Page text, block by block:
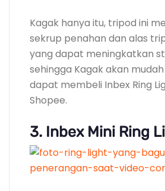
Kagak hanya itu, tripod ini
sekrup penahan dan alas
yang dapat meningkatkan
sehingga Kagak akan
dapat membeli Inbex Ring
Shopee.
3. Inbex Mini Ring